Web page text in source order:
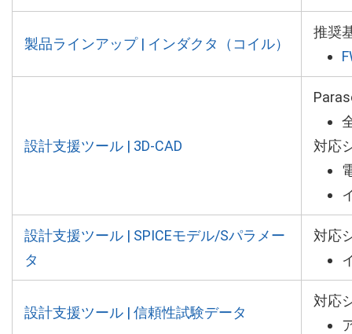
製品ラインアップ | インダクタ（コイル）
推奨
設計支援ツール | 3D-CAD
対応
設計支援ツール | SPICEモデル/Sパラメー
タ
対応
設計支援ツール | 信頼性試験データ
対応